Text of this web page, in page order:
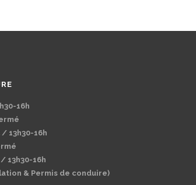
16h
13h30-16h
13h30-16h
& Permis de conduire)